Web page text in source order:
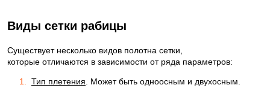
Виды сетки рабицы
Существует несколько видов полотна сетки,
которые отличаются в зависимости от ряда параметров:
Тип плетения . Может быть одноосным и двухосным.